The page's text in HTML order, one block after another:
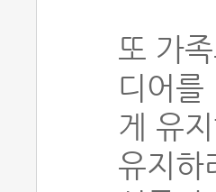
또 가
디어
게 유
유지하